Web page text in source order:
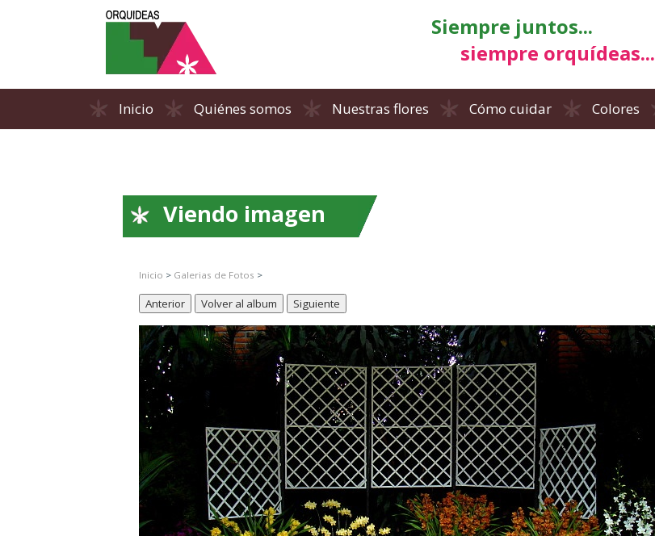
Siempre juntos...
siempre orquídeas...
Inicio Quiénes somos Nuestras flores Cómo cuidar Colores
Viendo imagen
Inicio > Galerias de Fotos >
Anterior Volver al album Siguiente